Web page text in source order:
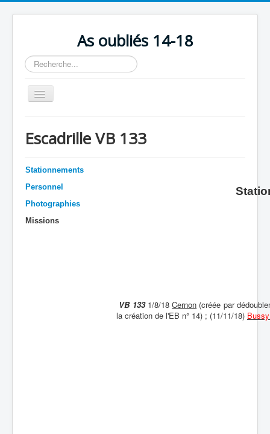
As oubliés 14-18
Rechercher
Basculer
la
Chronologie
Escadrilles
Organisation
Avions
Personnels
Escadrille VB 133
Stationnements
Personnel
Photographies
Missions
VB 1331/8/18Cernon (créée par
la création de l'EB n° 14) ; (11/11/18)